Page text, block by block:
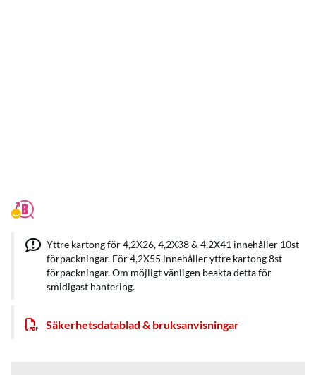
Yttre kartong för 4,2X26, 4,2X38 & 4,2X41 innehåller 10st
förpackningar. För 4,2X55 innehåller yttre kartong 8st
förpackningar. Om möjligt vänligen beakta detta för
smidigast hantering.
Säkerhetsdatablad & bruksanvisningar